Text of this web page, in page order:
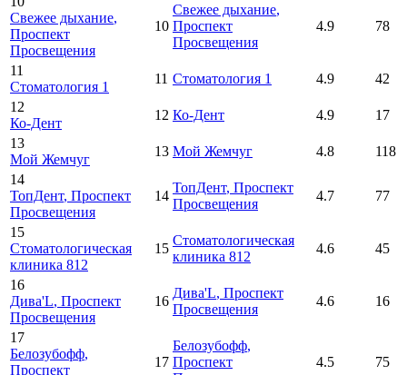
Свежее дыхание,
Проспект
Просвещения
10
Свежее дыхание,
Проспект
Просвещения
4.9 78
11
Стоматология 1
11 Стоматология 1 4.9
42
12
Ко-Дент
12 Ко-Дент 4.9
17
13
Мой Жемчуг
13 Мой Жемчуг 4.8
118
14
ТопДент, Проспект
Просвещения
14
ТопДент, Проспект
Просвещения
4.7 77
15
Стоматологическая
клиника 812
15
Стоматологическая
клиника 812
4.6 45
16
Дива'L, Проспект
Просвещения
16
Дива'L, Проспект
Просвещения
4.6 16
17
Белозубофф,
Проспект
17
Белозубофф,
Проспект
4.5 75